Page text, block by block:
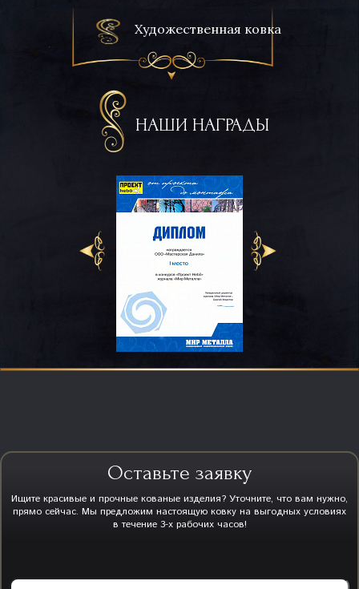
Художественная ковка
НАШИ НАГРАДЫ
Оставьте заявку
Ищите красивые и прочные кованые изделия? Уточните, что вам нужно,
прямо сейчас. Мы предложим настоящую ковку на выгодных условиях
в течение 3-х рабочих часов!